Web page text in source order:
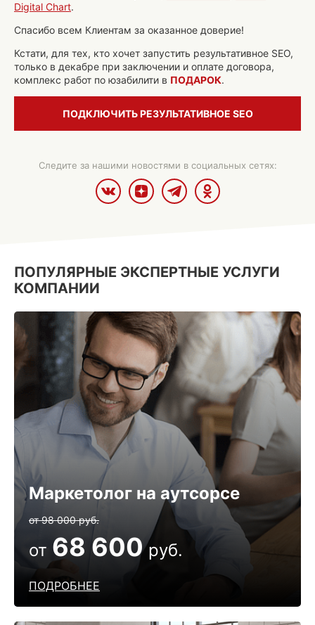
Digital Chart.
Спасибо всем Клиентам за оказанное доверие!
Кстати, для тех, кто хочет запустить результативное SEO,
только в декабре при заключении и оплате договора,
комплекс работ по юзабилити в ПОДАРОК.
ПОДКЛЮЧИТЬ РЕЗУЛЬТАТИВНОЕ SEO
Следите за нашими новостями в социальных сетях:
ПОПУЛЯРНЫЕ ЭКСПЕРТНЫЕ УСЛУГИ
КОМПАНИИ
Маркетолог на аутсорсе
ПОДРОБНЕЕ
от 98 000 руб.
от 68 600руб.